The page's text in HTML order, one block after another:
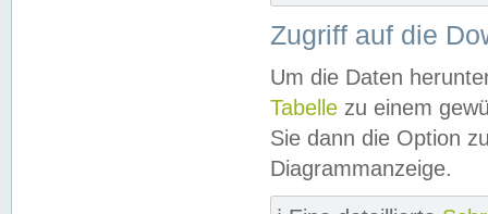
Zugriff auf die
Um die Daten
Tabelle zu einem
Sie dann die Option
Diagrammanzeige.